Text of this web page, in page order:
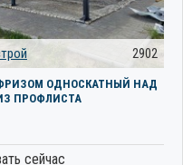
2902
ОДНОСКАТНЫЙ НАД
ПРОФЛИСТА
сейчас